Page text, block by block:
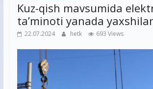
Kuz-qish mavsumida
ta’minoti yanada
22.07.2024 hetk 693 Views